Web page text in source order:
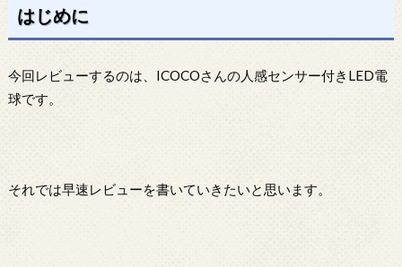
はじめに
今回レビューするのは、ICOCOさんの人感センサー付きLED電
球です。
それでは早速レビューを書いていきたいと思います。